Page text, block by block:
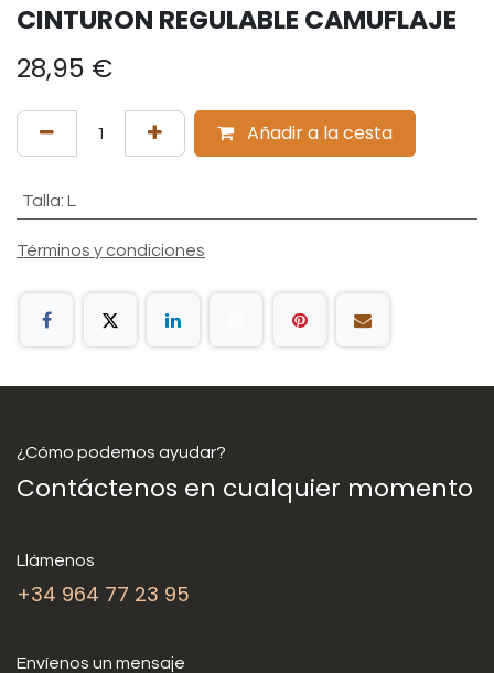
CINTURON REGULABLE CAMUFLAJE
28,95 €
Añadir a la cesta
Talla: L
Términos y condiciones
¿Cómo podemos ayudar?
Contáctenos en cualquier momento
Llámenos
+34 964 77 23 95
Envíenos un mensaje